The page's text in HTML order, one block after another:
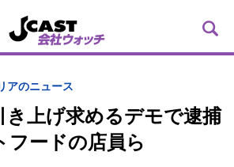
アのニュース
き上げ求めるデモで逮捕
ードの店員ら